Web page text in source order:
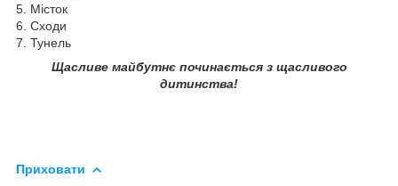
5. Місток
6. Сходи
7. Тунель
Щасливе майбутнє починається з щасливого
дитинства!
Приховати